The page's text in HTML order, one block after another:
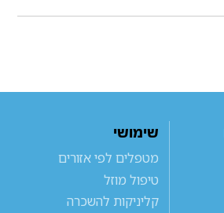
שימושי
מטפלים לפי אזורים
טיפול מוזל
קליניקות להשכרה